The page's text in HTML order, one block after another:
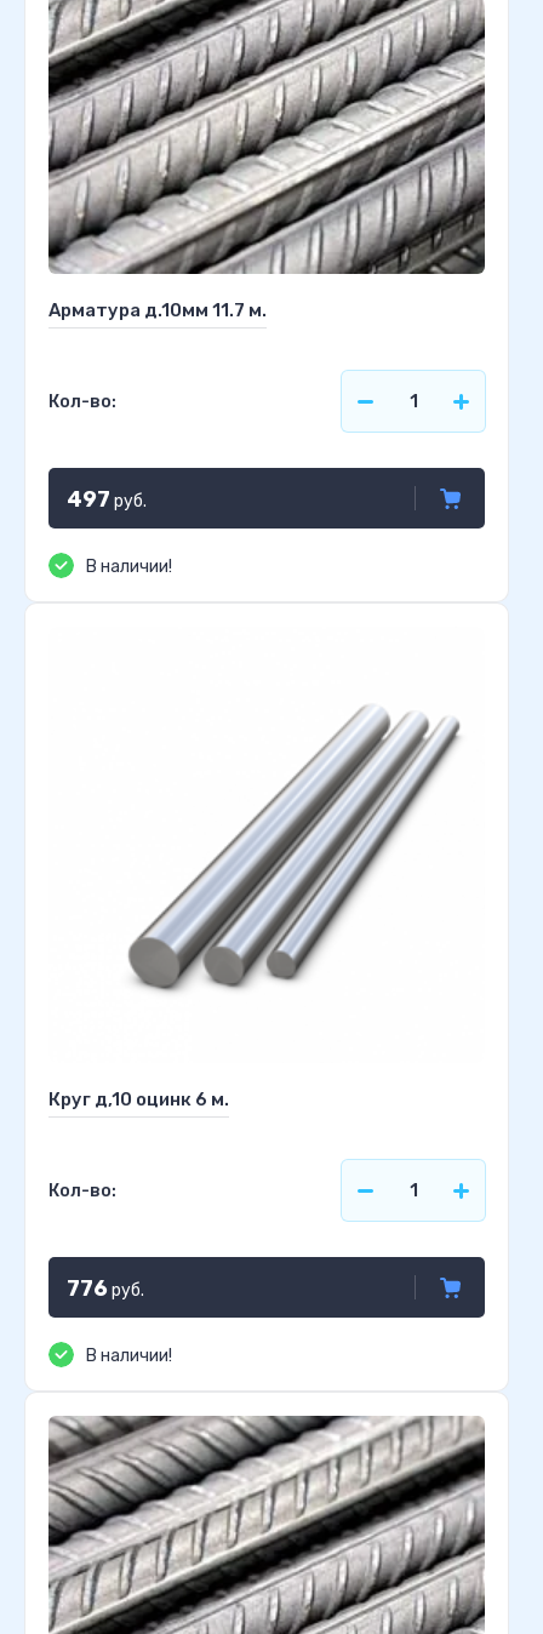
Арматура д.10мм 11.7 м.
Кол-во:
497 руб.
В наличии!
Круг д,10 оцинк 6 м.
Кол-во:
776руб.
В наличии!